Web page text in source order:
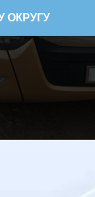
ОКРУГУ